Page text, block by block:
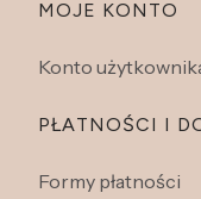
Linki w
MOJE KONTO
Konto
PŁATNOŚCI I
Formy płatności